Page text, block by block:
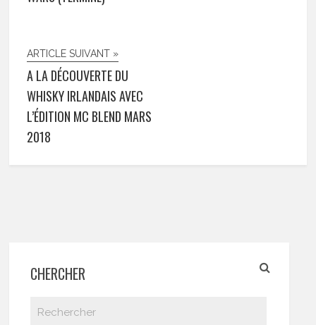
ARTICLE SUIVANT »
A LA DÉCOUVERTE DU
WHISKY IRLANDAIS AVEC
L’ÉDITION MC BLEND MARS
2018
CHERCHER